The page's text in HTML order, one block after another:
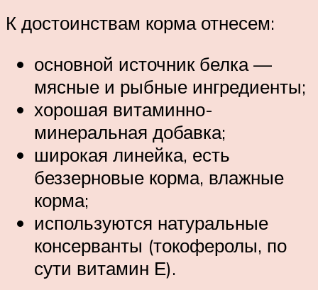
К достоинствам корма отнесем:
основной источник белка —
мясные и рыбные ингредиенты;
хорошая витаминно-
минеральная добавка;
широкая линейка, есть
беззерновые корма, влажные
корма;
используются натуральные
консерванты (токоферолы, по
сути витамин Е).